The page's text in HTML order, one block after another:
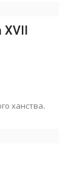
XVII
ханства.